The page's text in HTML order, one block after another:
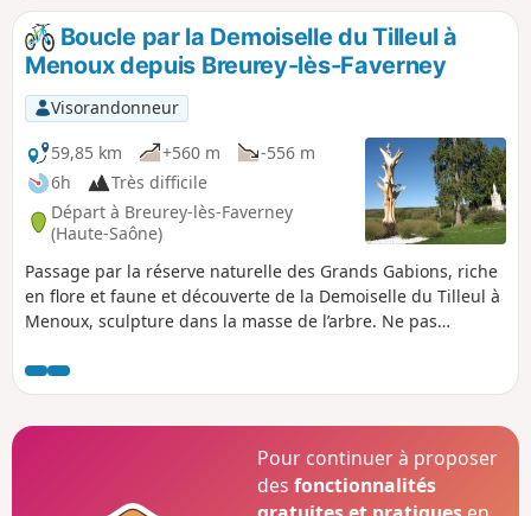
Boucle par la Demoiselle du Tilleul à
Menoux depuis Breurey-lès-Faverney
Visorandonneur
59,85 km
+560 m
-556 m
6h
Très difficile
Départ à Breurey-lès-Faverney
(Haute-Saône)
Passage par la réserve naturelle des Grands Gabions, riche
en flore et faune et découverte de la Demoiselle du Tilleul à
Menoux, sculpture dans la masse de l’arbre. Ne pas
Polonceau de Bourguignon-lès-Conflans.
Pour continuer à proposer
desfonctionnalités